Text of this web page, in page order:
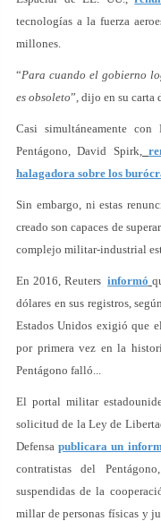
tecnologías a la fuerza
millones.
“Para cuando el gobierno
es obsoleto”, dijo en su carta
Casi simultáneamente
Pentágono, David Spirk,
halagadora sobre los
Sin embargo, ni estas
creado son capaces de
complejo militar-industrial
En 2016, Reutersinformó
dólares en sus registros,
Estados Unidos exigió que
por primera vez en la
Pentágono falló...
El portal militar
solicitud de la Ley de
Defensapublicara un
contratistas del
suspendidas de la
millar de personas físicas y